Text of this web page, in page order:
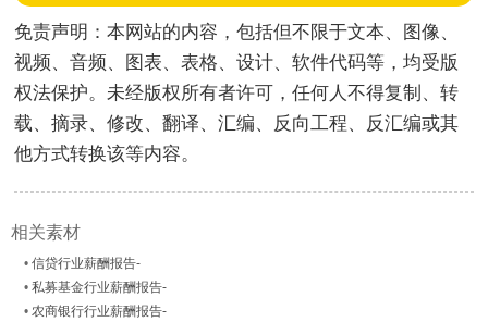
免责声明：本网站的内容，包括但不限于文本、图像、
视频、音频、图表、表格、设计、软件代码等，均受版
权法保护。未经版权所有者许可，任何人不得复制、转
载、摘录、修改、翻译、汇编、反向工程、反汇编或其
他方式转换该等内容。
相关素材
•信贷行业薪酬报告-
•私募基金行业薪酬报告-
•农商银行行业薪酬报告-